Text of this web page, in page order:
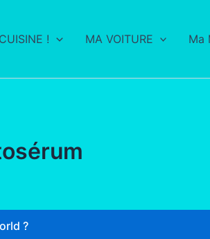
! MA VOITURE Ma
?